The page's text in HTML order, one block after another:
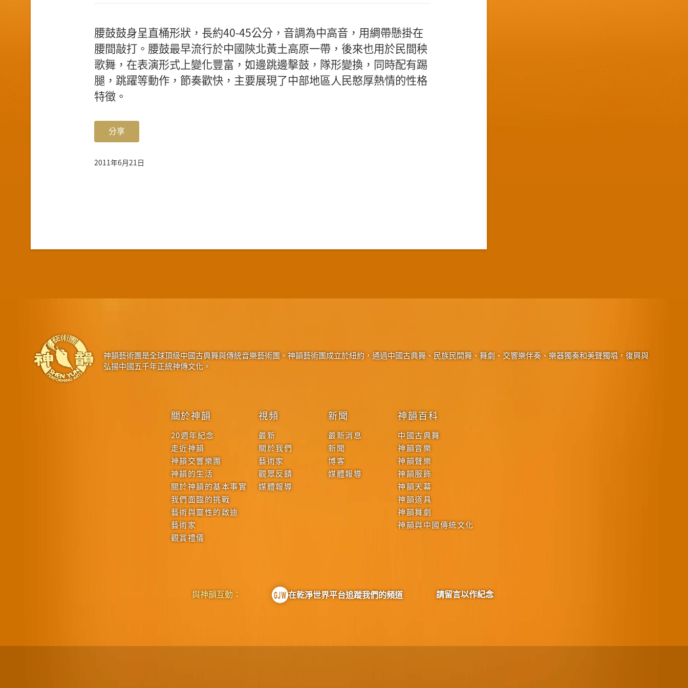
腰鼓鼓身呈直桶形狀，長約40-45公分，音調為中高音，用綢帶懸掛在
腰間敲打。腰鼓最早流行於中國陝北黃土高原一帶，後來也用於民間秧
歌舞，在表演形式上變化豐富，如邊跳邊擊鼓，隊形變換，同時配有踢
腿，跳躍等動作，節奏歡快，主要展現了中部地區人民憨厚熱情的性格
特徵。
分享
2011年6月21日
神韻藝術團是全球頂級中國古典舞與傳統音樂藝術團。神韻藝術團成立於紐約，通過中國古典舞、民族民間舞、舞劇、交響樂伴奏、樂器獨奏和美聲獨唱，復興與
弘揚中國五千年正統神傳文化。
關於神韻
20週年紀念
走近神韻
神韻交響樂團
神韻的生活
關於神韻的基本事實
我們面臨的挑戰
藝術與靈性的啟迪
藝術家
觀賞禮儀
視頻
最新
關於我們
藝術家
觀眾反饋
媒體報導
新聞
最新消息
新聞
博客
媒體報導
神韻百科
中國古典舞
神韻音樂
神韻聲樂
神韻服飾
神韻天幕
神韻道具
神韻舞劇
神韻與中國傳統文化
與神韻互動： 在乾淨世界平台追蹤我們的頻道 請留言以作紀念